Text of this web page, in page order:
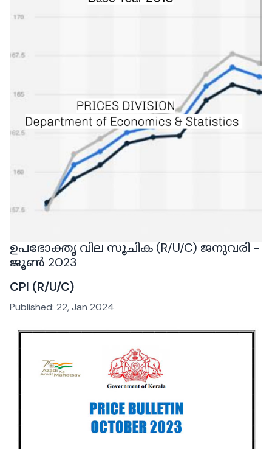
ഉപഭോക്തൃ വില സൂചിക (R/U/C) ജനുവരി -
ജൂൺ 2023
CPI (R/U/C)
Published: 22, Jan 2024